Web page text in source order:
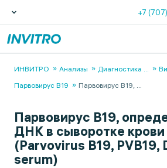
+7
ИНВИТРО Анализы Диагностика ...
Парвовирус В19
Парвовирус В19, ...
Парвовирус В19,
ДНК в сыворотке крови
(Parvovirus В19, PVB19,
serum)